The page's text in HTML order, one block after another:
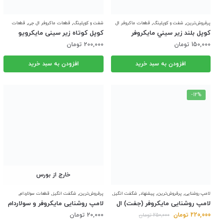
پرفروش‌ترین,شفت و کوپلینگ,قطعات ماکروفر ال
جی, قطعات ماکروفر پاناسونیک ویژه
کوپل بلند زير سيني مايکروفر
150,000 تومان
افزودن به سبد خرید
شفت و کوپلینگ,قطعات ماکروفر ال جی,قطعات
ماکروفر پاناسونیک
کوپل کوتاه زیر سینی مایکرویو
200,000 تومان
افزودن به سبد خرید
-12%
لامپ روشنایی,پرفروش‌ترین,پیشنهاد,شگفت انگیز,
قطعات ماکروفر ال جی قطعات ماکروفر سامسونگ
لامپ روشنایی مایکروفر (جفت) ال
جی و سامسونگ 250,000 تومانقیمت
220,000 تومان
قیمت
خارج از بورس
پرفروش‌ترین,شگفت انگیز,قطعات سولاردام,
قطعات ماکروفر ال جی لامپ روشنایی
لامپ روشنایی مایکروفر و سولاردام
ال جی
20,000 تومان